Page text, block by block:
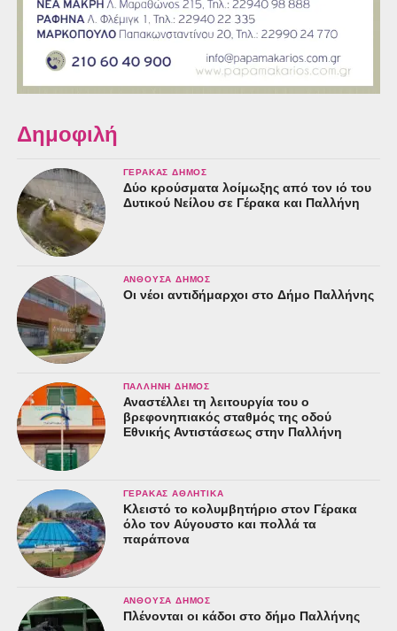
Δημοφιλή
ΓΈΡΑΚΑΣ ΔΉΜΟΣ
Δύο κρούσματα λοίμωξης από τον ιό του
Δυτικού Νείλου σε Γέρακα και Παλλήνη
ΑΝΘΟΎΣΑ ΔΉΜΟΣ
Οι νέοι αντιδήμαρχοι στο Δήμο Παλλήνης
ΠΑΛΛΉΝΗ ΔΉΜΟΣ
Αναστέλλει τη λειτουργία του ο
βρεφονηπιακός σταθμός της οδού
Εθνικής Αντιστάσεως στην Παλλήνη
ΓΈΡΑΚΑΣ ΑΘΛΗΤΙΚΆ
Κλειστό το κολυμβητήριο στον Γέρακα
όλο τον Αύγουστο και πολλά τα
παράπονα
ΑΝΘΟΎΣΑ ΔΉΜΟΣ
Πλένονται οι κάδοι στο δήμο Παλλήνης